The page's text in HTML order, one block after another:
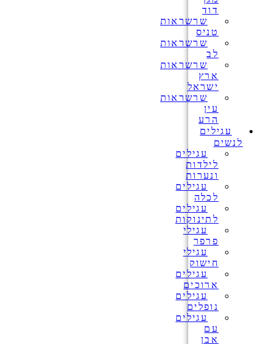
דוד
שרשראות
טניס
שרשראות
לב
שרשראות
ארץ
ישראל
שרשראות
עין
הרע
עגילים
לנשים
עגילים
לילדות
ונערות
עגילים
לכלה
עגילים
לתינוקות
עגילי
פרפר
עגילי
חישוק
עגילים
ארוכים
עגילים
נופלים
עגילים
עם
אבן